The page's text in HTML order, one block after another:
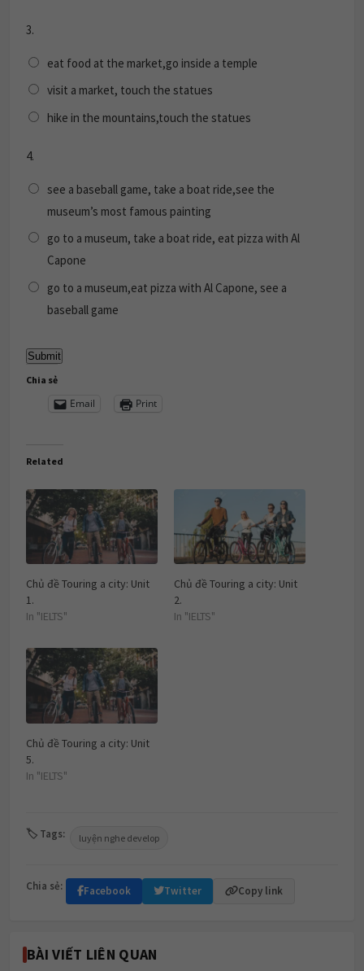
3.
eat food at the market,go inside a temple
visit a market, touch the statues
hike in the mountains,touch the statues
4.
see a baseball game, take a boat ride,see the
museum’s most famous painting
go to a museum, take a boat ride, eat pizza with Al
Capone
go to a museum,eat pizza with Al Capone, see a
baseball game
Chia sẻ
Email Print
Related
Chủ đề Touring a city: Unit
1.
In "IELTS"
Chủ đề Touring a city: Unit
2.
In "IELTS"
Chủ đề Touring a city: Unit
5.
In "IELTS"
🏷 Tags: luyện nghe develop
Chia sẻ: Facebook Twitter Copy link
BÀI VIẾT LIÊN QUAN